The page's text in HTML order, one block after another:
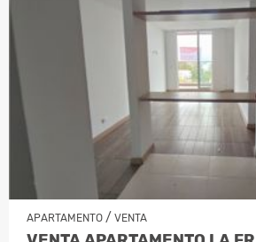
APARTAMENTO / VENTA